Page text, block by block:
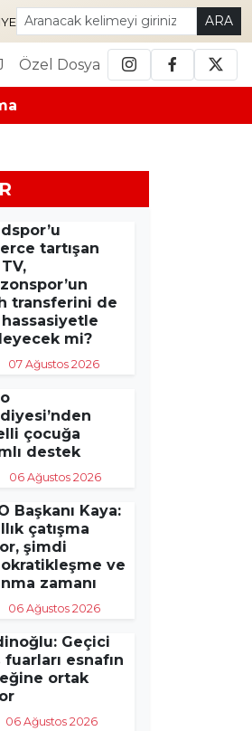
ARA
Özel Dosya
tartışan
transferini de
hassasiyetle
mi?
07 Ağustos 2026
çocuğa
destek
06 Ağustos 2026
Başkanı Kaya:
çatışma
şimdi
ve
zamanı
06 Ağustos 2026
Geçici
fuarları esnafın
ortak
06 Ağustos 2026